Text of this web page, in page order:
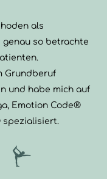
als
genau so betrachte
Grundberuf
und habe mich auf
Emotion Code®
spezialisiert.